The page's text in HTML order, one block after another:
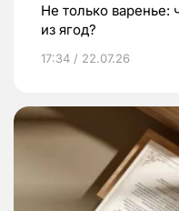
Не только
из ягод?
17:34 / 22.07.26